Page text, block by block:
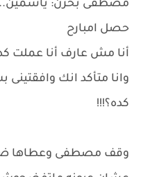
مصطفى بحزن:
حصل امبارح
أنا مش عارف أنا عملت
وانا متأكد انك
كده؟!!!
وقف مصطفى وعطاها